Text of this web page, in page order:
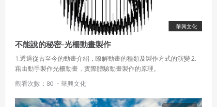
華興文化
不能說的秘密-光柵動畫製作
1.透過從古至今的動畫介紹，瞭解動畫的種類及製作方式的演變 2.
藉由動手製作光柵動畫，實際體驗動畫製作的原理。
觀看次數：80 ・ 華興文化